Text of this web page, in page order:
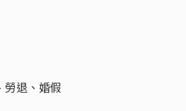
勞退、婚假